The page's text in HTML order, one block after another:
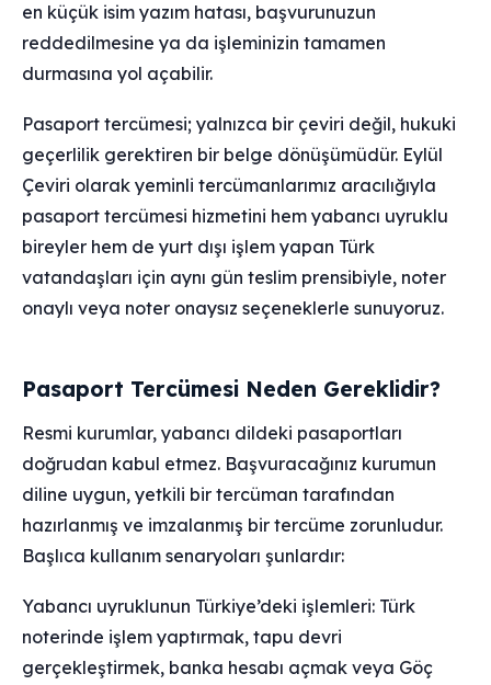
en küçük isim yazım hatası, başvurunuzun
reddedilmesine ya da işleminizin tamamen
durmasına yol açabilir.
Pasaport tercümesi; yalnızca bir çeviri değil, hukuki
geçerlilik gerektiren bir belge dönüşümüdür. Eylül
Çeviri olarak yeminli tercümanlarımız aracılığıyla
pasaport tercümesi hizmetini hem yabancı uyruklu
bireyler hem de yurt dışı işlem yapan Türk
vatandaşları için aynı gün teslim prensibiyle, noter
onaylı veya noter onaysız seçeneklerle sunuyoruz.
Pasaport Tercümesi Neden Gereklidir?
Resmi kurumlar, yabancı dildeki pasaportları
doğrudan kabul etmez. Başvuracağınız kurumun
diline uygun, yetkili bir tercüman tarafından
hazırlanmış ve imzalanmış bir tercüme zorunludur.
Başlıca kullanım senaryoları şunlardır:
Yabancı uyruklunun Türkiye’deki işlemleri: Türk
noterinde işlem yaptırmak, tapu devri
gerçekleştirmek, banka hesabı açmak veya Göç